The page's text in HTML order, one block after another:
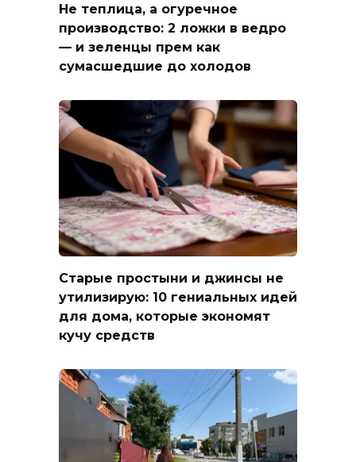
Не теплица, а огуречное
производство: 2 ложки в ведро
— и зеленцы прем как
сумасшедшие до холодов
Старые простыни и джинсы не
утилизирую: 10 гениальных идей
для дома, которые экономят
кучу средств